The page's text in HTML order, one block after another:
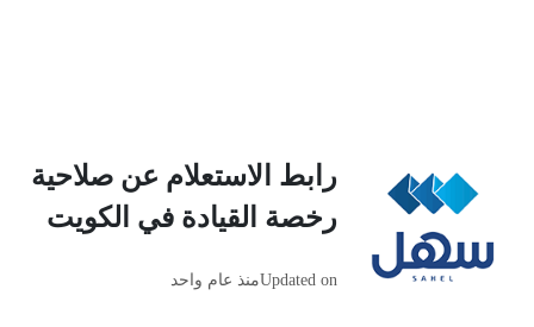
رابط الاستعلام عن صلاحية
رخصة القيادة في الكويت
Updated onمنذ عام واحد